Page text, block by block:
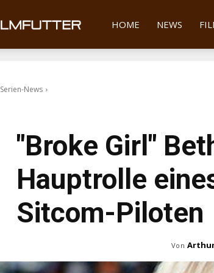
Filmfutter
HOME NEWS
Serien-News
"Broke Girl"
Hauptrolle
Sitcom-Piloten
Von